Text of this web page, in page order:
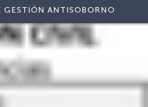
GESTIÓN ANTISOBORNO